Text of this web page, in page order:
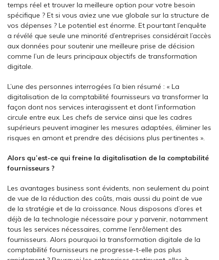
temps réel et trouver la meilleure option pour votre besoin
spécifique ? Et si vous aviez une vue globale sur la structure de
vos dépenses ? Le potentiel est énorme. Et pourtant l’enquête
a révélé que seule une minorité d’entreprises considérait l’accès
aux données pour soutenir une meilleure prise de décision
comme l’un de leurs principaux objectifs de transformation
digitale.
L’une des personnes interrogées l’a bien résumé : « La
digitalisation de la comptabilité fournisseurs va transformer la
façon dont nos services interagissent et dont l’information
circule entre eux. Les chefs de service ainsi que les cadres
supérieurs peuvent imaginer les mesures adaptées, éliminer les
risques en amont et prendre des décisions plus pertinentes ».
Alors qu’est-ce qui freine la digitalisation de la comptabilité
fournisseurs ?
Les avantages business sont évidents, non seulement du point
de vue de la réduction des coûts, mais aussi du point de vue
de la stratégie et de la croissance. Nous disposons d’ores et
déjà de la technologie nécessaire pour y parvenir, notamment
tous les services nécessaires, comme l’enrôlement des
fournisseurs. Alors pourquoi la transformation digitale de la
comptabilité fournisseurs ne progresse-t-elle pas plus